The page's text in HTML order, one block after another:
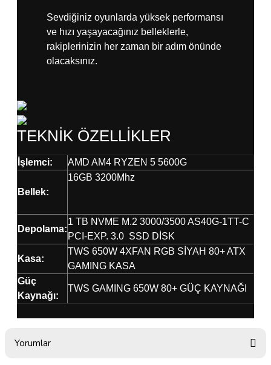
Sevdiğiniz oyunlarda yüksek performansı
ve hızı yaşayacağınız belleklerle,
rakiplerinizin her zaman bir adım önünde
olacaksınız.
TEKNİK ÖZELLİKLER
İşlemci: AMD AM4 RYZEN 5 5600G
Bellek:
16GB 3200Mhz
Depolama:
1 TB NVME M.2 3000/3500 AS40G-1TT-C
PCI-EXP. 3.0 SSD DİSK
Kasa:
TWS 650W 4XFAN RGB SİYAH 80+ ATX
GAMING KASA
Güç
Kaynağı:
TWS GAMING 650W 80+ GÜÇ KAYNAĞI
Yorumlar